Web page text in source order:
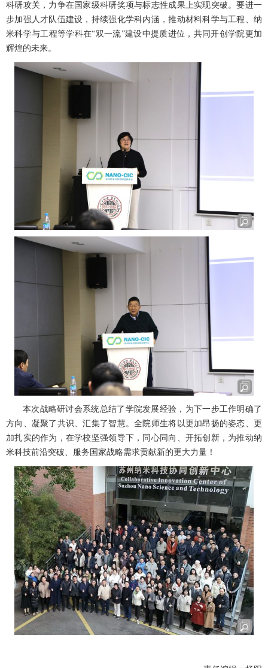
科研攻关，力争在国家级科研奖项与标志性成果上实现突破。要进一
步加强人才队伍建设，持续强化学科内涵，推动材料科学与工程、纳
米科学与工程等学科在“双一流”建设中提质进位，共同开创学院更加
辉煌的未来。
本次战略研讨会系统总结了学院发展经验，为下一步工作明确了
方向、凝聚了共识、汇集了智慧。全院师生将以更加昂扬的姿态、更
加扎实的作为，在学校坚强领导下，同心同向、开拓创新，为推动纳
米科技前沿突破、服务国家战略需求贡献新的更大力量！